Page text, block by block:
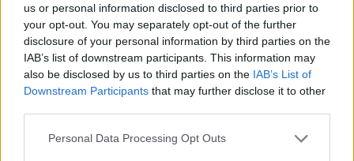
us or personal information disclosed to third parties prior to
your opt-out. You may separately opt-out of the further
disclosure of your personal information by third parties on the
IAB’s list of downstream participants. This information may
also be disclosed by us to third parties on the IAB’s List of
Downstream Participants that may further disclose it to other
Personal Data Processing Opt Outs
Πριν 7 ημέρες
Ο καιρός στη Χίο, σήμερα 3 Αυγούστου 2026